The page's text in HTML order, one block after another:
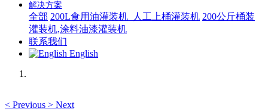
解决方案
全部 200L食用油灌装机_人工上桶灌装机 200公斤桶装
灌装机,涂料油漆灌装机
联系我们
English
< Previous > Next